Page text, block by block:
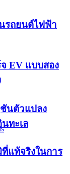
รถยนต์ไฟฟ้า
EV แบบสอง
นตัวแปลง
ทะเล
แท้จริงในการ